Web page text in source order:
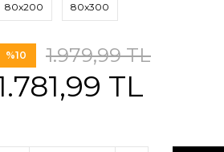
80x200 80x300
%10 1.979,99 TL
TL